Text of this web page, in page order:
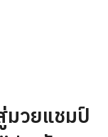
มวยแชมป์